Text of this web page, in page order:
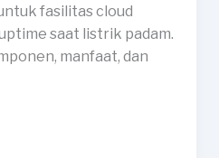
fasilitas cloud
saat listrik padam.
manfaat, dan